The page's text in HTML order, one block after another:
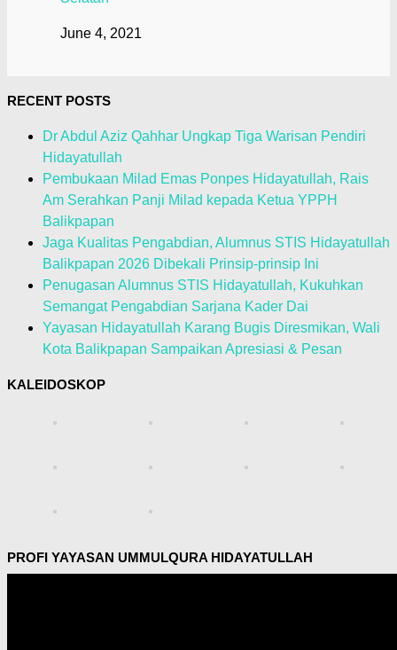
June 4, 2021
RECENT POSTS
Dr Abdul Aziz Qahhar Ungkap Tiga Warisan Pendiri
Hidayatullah
Pembukaan Milad Emas Ponpes Hidayatullah, Rais
Am Serahkan Panji Milad kepada Ketua YPPH
Balikpapan
Jaga Kualitas Pengabdian, Alumnus STIS Hidayatullah
Balikpapan 2026 Dibekali Prinsip-prinsip Ini
Penugasan Alumnus STIS Hidayatullah, Kukuhkan
Semangat Pengabdian Sarjana Kader Dai
Yayasan Hidayatullah Karang Bugis Diresmikan, Wali
Kota Balikpapan Sampaikan Apresiasi & Pesan
KALEIDOSKOP
PROFI YAYASAN UMMULQURA HIDAYATULLAH